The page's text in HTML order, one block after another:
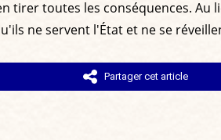
tirer toutes les conséquences.
ne servent l'État et ne se
Partager cet article